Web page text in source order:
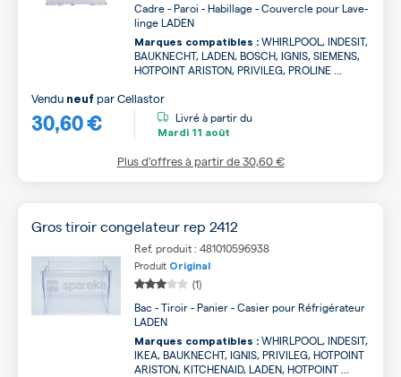
Cadre - Paroi - Habillage - Couvercle pour Lave-
linge LADEN
Marques compatibles : WHIRLPOOL, INDESIT,
BAUKNECHT, LADEN, BOSCH, IGNIS, SIEMENS,
HOTPOINT ARISTON, PRIVILEG, PROLINE ...
30,60 €
Vendu neuf parCellastor
Livré à partir du
Mardi 11 août
Plus d’offres à partir de30,60 €
Gros tiroir congelateur rep 2412
Ref. produit : 481010596938
Produit Original
(1)
Bac - Tiroir - Panier - Casier pour Réfrigérateur
LADEN
Marques compatibles : WHIRLPOOL, INDESIT,
IKEA, BAUKNECHT, IGNIS, PRIVILEG, HOTPOINT
ARISTON, KITCHENAID, LADEN, HOTPOINT ...